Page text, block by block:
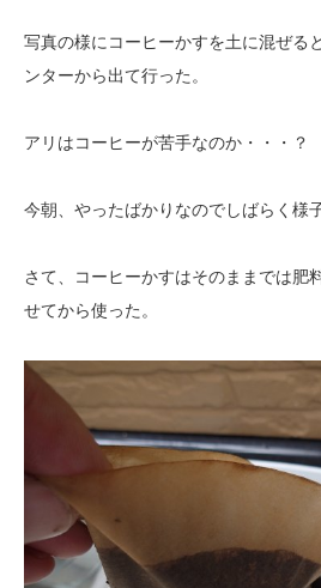
写真の様にコーヒーかすを土に混ぜる
ンターから出て行った。
アリはコーヒーが苦手なのか・・・？
今朝、やったばかりなのでしばらく様
さて、コーヒーかすはそのままでは肥
せてから使った。